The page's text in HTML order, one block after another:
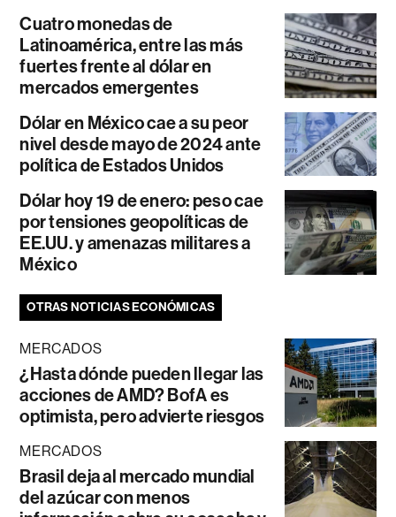
Cuatro monedas de
Latinoamérica, entre las más
fuertes frente al dólar en
mercados emergentes
Dólar en México cae a su peor
nivel desde mayo de 2024 ante
política de Estados Unidos
Dólar hoy 19 de enero: peso cae
por tensiones geopolíticas de
EE.UU. y amenazas militares a
México
OTRAS NOTICIAS ECONÓMICAS
MERCADOS
¿Hasta dónde pueden llegar las
acciones de AMD? BofA es
optimista, pero advierte riesgos
MERCADOS
Brasil deja al mercado mundial
del azúcar con menos